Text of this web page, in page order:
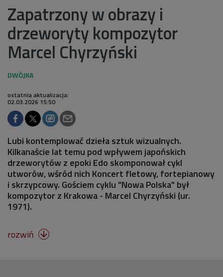
Zapatrzony w obrazy i
drzeworyty kompozytor
Marcel Chyrzyński
ostatnia aktualizacja:
02.03.2026 15:50
Lubi kontemplować dzieła sztuk wizualnych.
Kilkanaście lat temu pod wpływem japońskich
drzeworytów z epoki Edo skomponował cykl
utworów, wśród nich Koncert fletowy, fortepianowy
i skrzypcowy. Gościem cyklu "Nowa Polska" był
kompozytor z Krakowa - Marcel Chyrzyński (ur.
1971).
rozwiń 